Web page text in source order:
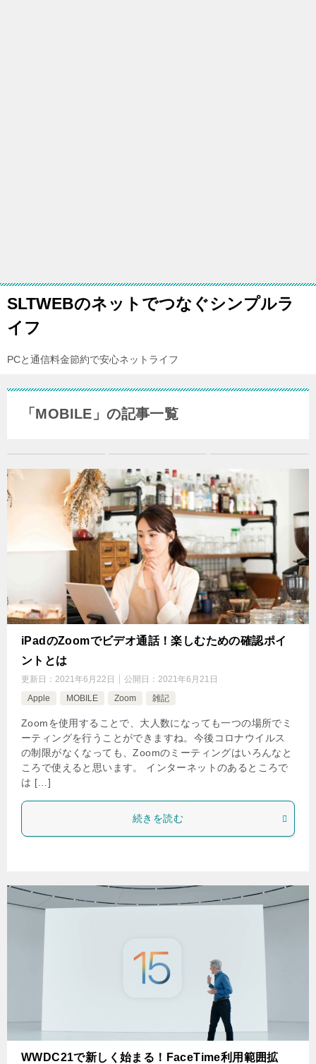
SLTWEBのネットでつなぐシンプルラ
イフ
PCと通信料金節約で安心ネットライフ
「MOBILE」の記事一覧
iPadのZoomでビデオ通話！楽しむための確認ポイ
ントとは
更新日： 2021年6月22日 公開日： 2021年6月21日
Apple
MOBILE Zoom 雑記
Zoomを使用することで、大人数になっても一つの場所でミ
ーティングを行うことができますね。今後コロナウイルス
の制限がなくなっても、Zoomのミーティングはいろんなと
ころで使えると思います。 インターネットのあるところで
は […]
続きを読む
WWDC21で新しく始まる！FaceTime利用範囲拡